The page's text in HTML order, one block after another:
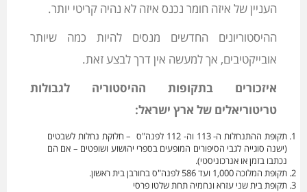
העניין של איזה חומר נכנס איזה לא נהיה קריטי יותר.
ההיסטוריונים החדשים מנסים להיות כמה שיותר
אובייקטיבים, אך למעשה אין דרך לבצע זאת.
איזכורים בתקופות ההיסטוריה לגבולות
טריטוריאלים של ארץ ישראל:
תקופת ההתנחלות ה- 113 וה- 112 לפנה"ס – חלוקת נחלות לשבטים
(ישנה סוגייה לגבי הסיפורים המופעים בספרי יהושוע ושופטים – אם הם
נכתבו בזמן או אנרכוניסטי).
תקופת המלוכה 1,000 ועד 586 לפנה"ס בחורבן בית ראשון.
תקופת בית שני עזרא ונחמיה תחת שלטו פרסי